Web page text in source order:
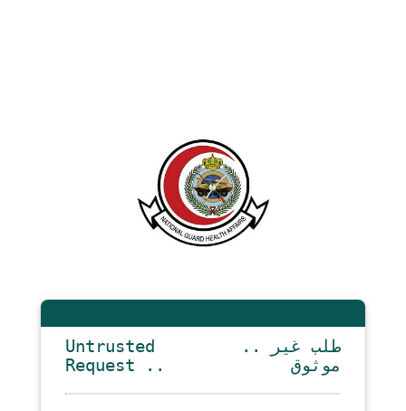
Untrusted
Request ..
.. طلب غير
موثوق